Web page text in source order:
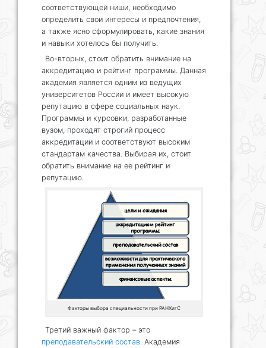
соответствующей ниши, необходимо
определить свои интересы и предпочтения,
а также ясно сформулировать, какие знания
и навыки хотелось бы получить.
Во-вторых, стоит обратить внимание на
аккредитацию и рейтинг программы. Данная
академия является одним из ведущих
университетов России и имеет высокую
репутацию в сфере социальных наук.
Программы и курсовки, разработанные
вузом, проходят строгий процесс
аккредитации и соответствуют высоким
стандартам качества. Выбирая их, стоит
обратить внимание на ее рейтинг и
репутацию.
Факторы выбора специальности при РАНХигС
Третий важный фактор – это
преподавательский состав . Академия